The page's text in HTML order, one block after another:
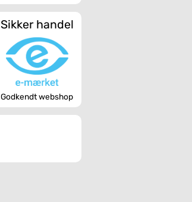
Sikker handel
Godkendt webshop